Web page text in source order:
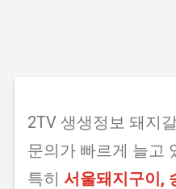
2TV 생생정보 돼지
문의가 빠르게 늘고
특히 서울돼지구이,